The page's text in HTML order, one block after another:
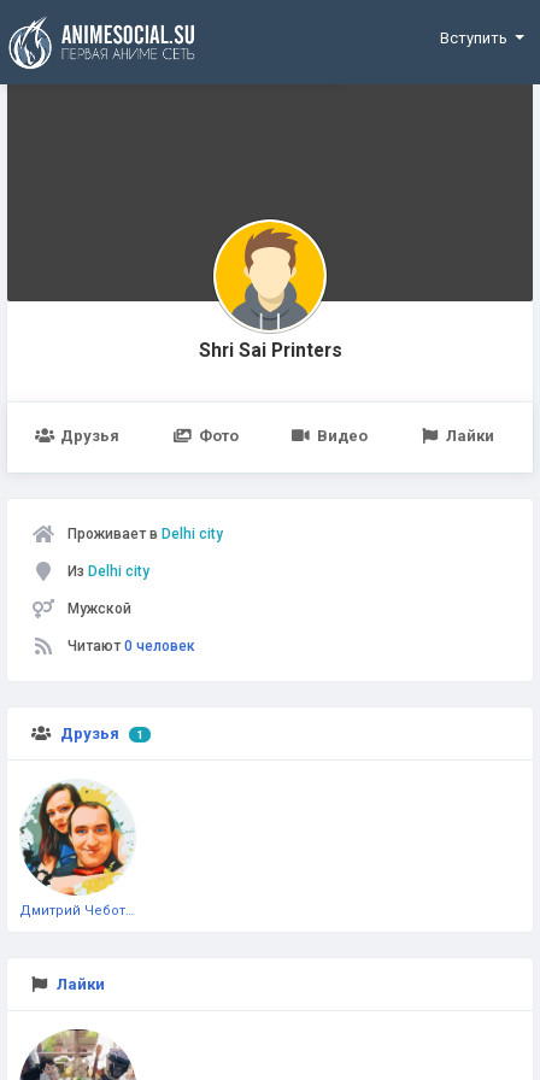
Funding
Вступить
Shri Sai Printers
Друзья Фото Видео Лайки
Проживает в Delhi city
Из Delhi city
Мужской
Читают0 человек
Друзья 1
Лайки